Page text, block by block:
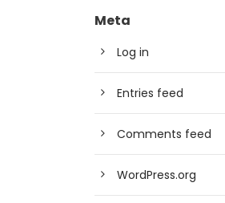
Meta
Log in
Entries feed
Comments feed
WordPress.org